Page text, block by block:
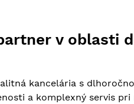
v oblasti
kancelária s
a komplexný servis